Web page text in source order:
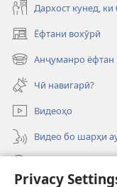
Privacy
Дархост кунед,
Ёфтани вохӯрӣ
(дар
саҳифаи
нав
кушода
мешавад)
Анҷуманро ёфтан
(дар
саҳифаи
нав
кушода
мешавад)
Чӣ навигарӣ?
Видеоҳо
Видео бо шарҳи